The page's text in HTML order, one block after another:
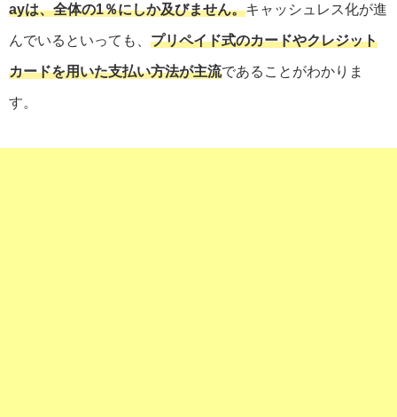
ayは、全体の1％にしか及びません。キャッシュレス化が進
んでいるといっても、 プリペイド式のカードやクレジット
カードを用いた支払い方法が主流であることがわかりま
す。